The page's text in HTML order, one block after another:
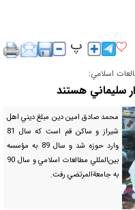
اسلامي:
سليماني هستند
محمد صادق امين دين مبلغ ديني اهل
شيراز و ساكن قم است كه سال 81
وارد حوزه شد و سال 89 به مؤسسه
بين‌المللي مطالعات اسلامي و سال 90
به جامعة‌المرتضي رفت.